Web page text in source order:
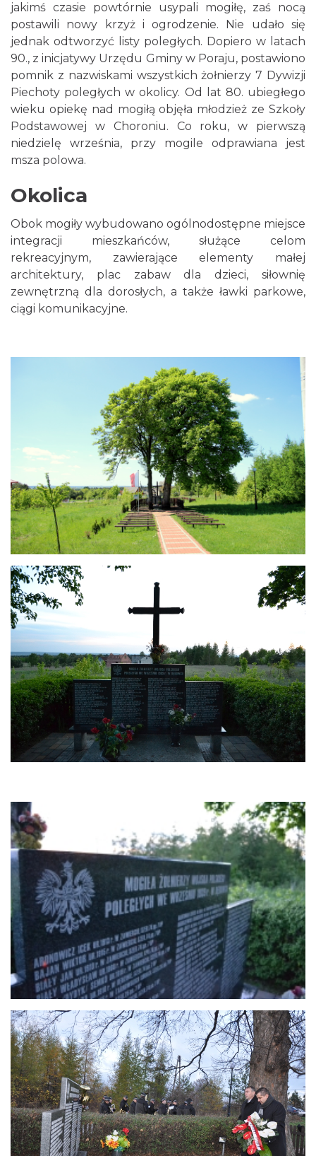
jakimś czasie powtórnie usypali mogiłę, zaś nocą
postawili nowy krzyż i ogrodzenie. Nie udało się
jednak odtworzyć listy poległych. Dopiero w latach
90., z inicjatywy Urzędu Gminy w Poraju, postawiono
pomnik z nazwiskami wszystkich żołnierzy 7 Dywizji
Piechoty poległych w okolicy. Od lat 80. ubiegłego
wieku opiekę nad mogiłą objęła młodzież ze Szkoły
Podstawowej w Choroniu. Co roku, w pierwszą
niedzielę września, przy mogile odprawiana jest
msza polowa.
Okolica
Obok mogiły wybudowano ogólnodostępne miejsce
integracji mieszkańców, służące celom
rekreacyjnym, zawierające elementy małej
architektury, plac zabaw dla dzieci, siłownię
zewnętrzną dla dorosłych, a także ławki parkowe,
ciągi komunikacyjne.